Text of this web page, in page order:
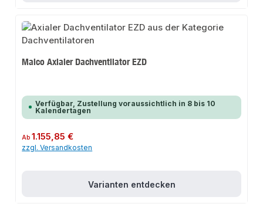
Maico Axialer Dachventilator EZD
Verfügbar, Zustellung voraussichtlich in 8 bis 10
Kalendertagen
Regulärer Preis:
Ab1.155,85 €
zzgl. Versandkosten
Varianten entdecken